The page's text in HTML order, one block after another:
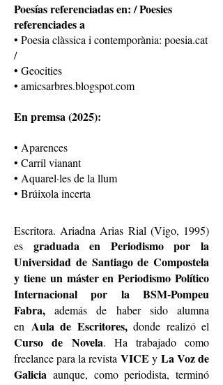
Poesías referenciadas en: / Poesies
referenciades a
• Poesia clàssica i contemporània​: poesia.cat​
/
• Geocities
• amicsarbres.blogspot.com
En premsa (2025):
• Aparences
• Carril vianant
• Aquarel·les de la llum
• Brúixola incerta
Escritora. Ariadna Arias Rial (Vigo, 1995)
es graduada en Periodismo por la
Universidad de Santiago de Compostela
y tiene un máster en Periodismo Político
Internacional por la BSM-Pompeu
Fabra,además de haber sido alumna
en Aula de Escritores, donde realizó el
Curso de Novela. Ha trabajado como
freelance para la revista VICE y La Voz de
Galicia aunque, como periodista, terminó